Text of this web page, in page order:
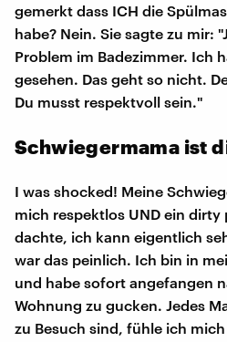
gemerkt dass ICH die
habe? Nein. Sie sagte zu mir:
Problem im Badezimmer. Ich
gesehen. Das geht so nicht.
Du musst respektvoll sein."
Schwiegermama ist
I was shocked! Meine
mich respektlos UND ein dirty
dachte, ich kann eigentlich
war das peinlich. Ich bin in
und habe sofort angefangen
Wohnung zu gucken. Jedes
zu Besuch sind, fühle ich